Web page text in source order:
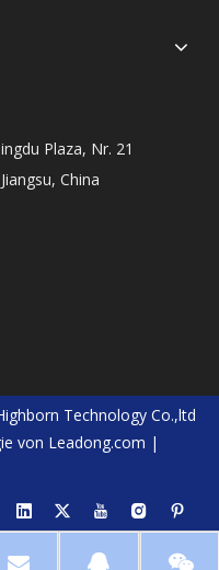
Plaza, Nr. 21
China
Technology Co.,ltd
von Leadong.com |